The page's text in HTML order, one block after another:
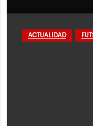
ACTUALIDAD